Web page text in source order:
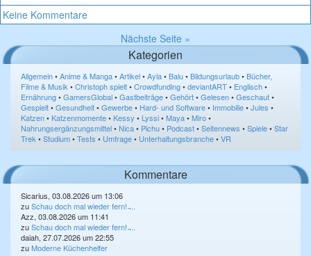
Keine Kommentare
Nächste Seite »
Kategorien
Allgemein•Anime & Manga•Artikel•Ayla•Balu•Bildungsurlaub•Bücher,
Filme & Musik •Christoph spielt•Crowdfunding•deviantART• Englisch•
Ernährung•GamersGlobal•Gastbeiträge•Gehört•Gelesen•Geschaut•
Gespielt•Gesundheit•Gewerbe• Hard- und Software• Immobilie•Jules •
Katzen•Katzenmomente•Kessy • Lyssi•Maya•Miro•
Nahrungsergänzungsmittel•Nica• Pichu• Podcast•Seitennews •Spiele•Star
Trek •Studium•Tests • Umfrage• Unterhaltungsbranche•VR
Kommentare
Sicarius, 03.08.2026 um 13:06
zuSchau doch mal wieder fern! ̵...
Azz, 03.08.2026 um 11:41
zuSchau doch mal wieder fern! ̵...
daiah, 27.07.2026 um 22:55
zuModerne Küchenhelfer